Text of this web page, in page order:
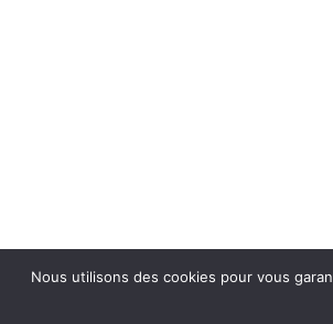
Nous utilisons des cookies pour vous